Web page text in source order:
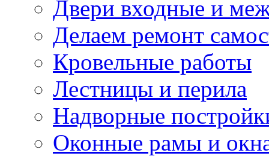
Двери входные и
Делаем ремонт
Кровельные работы
Лестницы и перила
Надворные
Оконные рамы и